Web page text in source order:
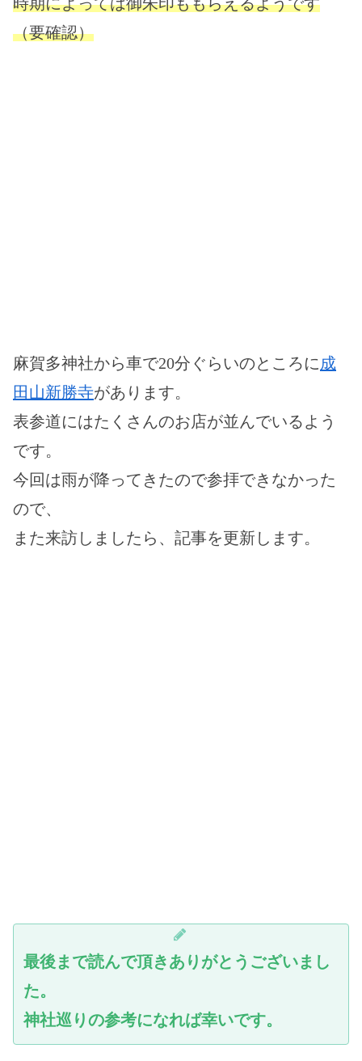
（要確認）
麻賀多神社から車で20分ぐらいのところに成
田山新勝寺があります。
表参道にはたくさんのお店が並んでいるよう
です。
今回は雨が降ってきたので参拝できなかった
ので、
また来訪しましたら、記事を更新します。
最後まで読んで頂きありがとうございまし
た。
神社巡りの参考になれば幸いです。